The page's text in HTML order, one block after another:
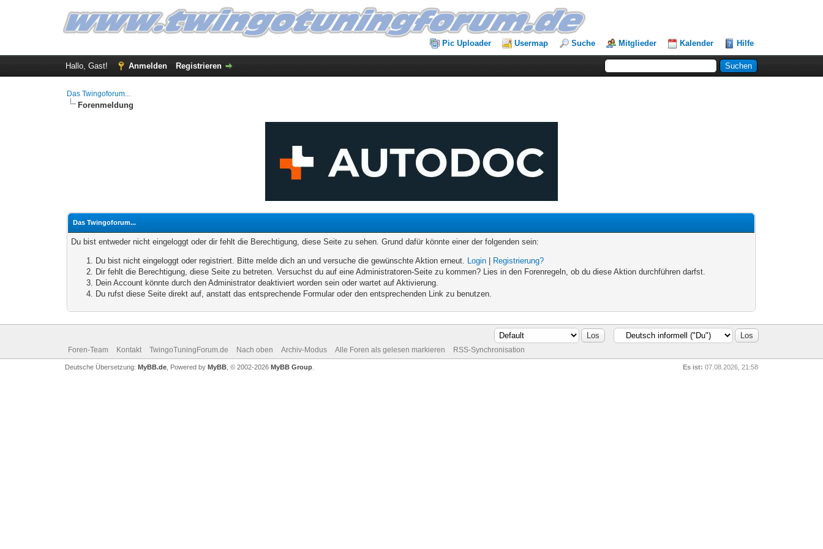
Pic Uploader Usermap Suche Mitglieder Kalender Hilfe
Hallo, Gast! Anmelden Registrieren
Das Twingoforum...
Forenmeldung
Das Twingoforum...
Du bist entweder nicht eingeloggt oder dir fehlt die Berechtigung, diese Seite zu sehen. Grund dafür könnte einer der folgenden sein:
Du bist nicht eingeloggt oder registriert. Bitte melde dich an und versuche die gewünschte Aktion erneut. Login
Registrierung?
Dir fehlt die Berechtigung, diese Seite zu betreten. Versuchst du auf eine Administratoren-Seite zu kommen? Lies in den Forenregeln, ob du diese Aktion durchführen darfst.
Dein Account könnte durch den Administrator deaktiviert worden sein oder wartet auf Aktivierung.
Du rufst diese Seite direkt auf, anstatt das entsprechende Formular oder den entsprechenden Link zu benutzen.
Foren-Team Kontakt TwingoTuningForum.de Nach oben Archiv-Modus Alle Foren als gelesen markieren RSS-Synchronisation
Es ist: 07.08.2026, 21:58
Deutsche Übersetzung: MyBB.de, Powered by MyBB, © 2002-2026 MyBB Group.